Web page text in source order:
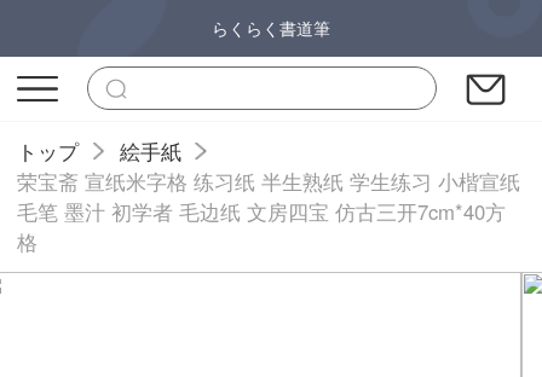
らくらく書道筆
トップ
絵手紙
荣宝斋 宣纸米字格 练习纸 半生熟纸 学生练习 小楷宣纸
毛笔 墨汁 初学者 毛边纸 文房四宝 仿古三开7cm*40方
格